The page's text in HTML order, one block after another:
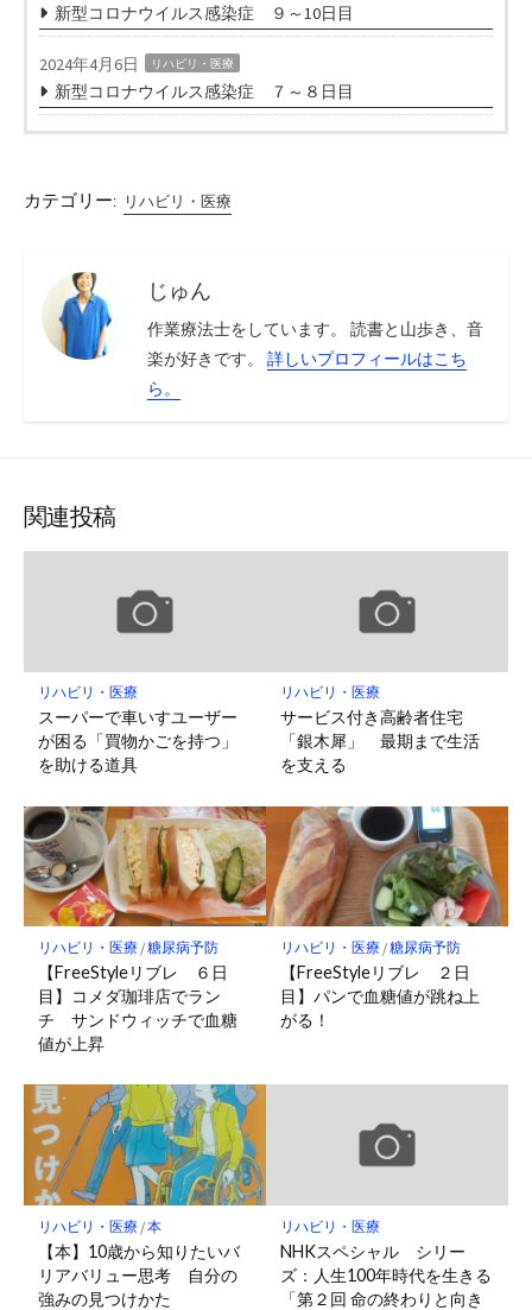
新型コロナウイルス感染症 ９～10日目
2024年4月6日 リハビリ・医療
新型コロナウイルス感染症 ７～８日目
カテゴリー: リハビリ・医療
じゅん
作業療法士をしています。 読書と山歩き、音
楽が好きです。 詳しいプロフィールはこち
ら。
関連投稿
リハビリ・医療
スーパーで車いすユーザー
が困る「買物かごを持つ」
を助ける道具
リハビリ・医療
サービス付き高齢者住宅
「銀木犀」 最期まで生活
を支える
リハビリ・医療/糖尿病予防
【FreeStyleリブレ ６日
目】コメダ珈琲店でラン
チ サンドウィッチで血糖
値が上昇
リハビリ・医療/糖尿病予防
【FreeStyleリブレ ２日
目】パンで血糖値が跳ね上
がる！
リハビリ・医療/本
【本】10歳から知りたいバ
リアバリュー思考 自分の
強みの見つけかた
リハビリ・医療
NHKスペシャル シリー
ズ：人生100年時代を生きる
「第２回 命の終わりと向き